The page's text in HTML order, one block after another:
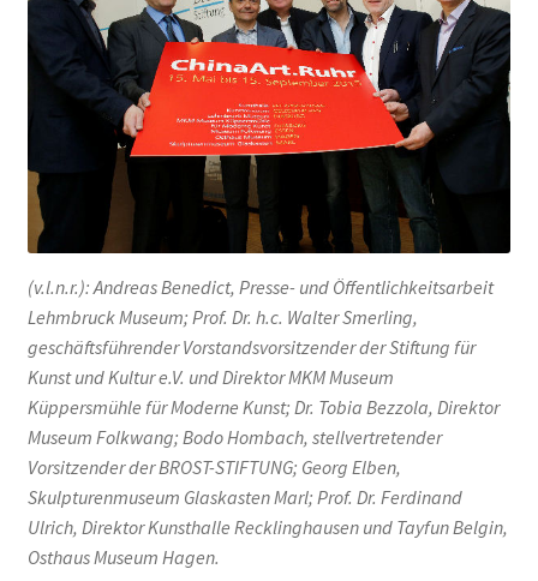
(v.l.n.r.): Andreas Benedict, Presse- und Öffentlichkeitsarbeit
Lehmbruck Museum; Prof. Dr. h.c. Walter Smerling,
geschäftsführender Vorstandsvorsitzender der Stiftung für
Kunst und Kultur e.V. und Direktor MKM Museum
Küppersmühle für Moderne Kunst; Dr. Tobia Bezzola, Direktor
Museum Folkwang; Bodo Hombach, stellvertretender
Vorsitzender der BROST-STIFTUNG; Georg Elben,
Skulpturenmuseum Glaskasten Marl; Prof. Dr. Ferdinand
Ulrich, Direktor Kunsthalle Recklinghausen und Tayfun Belgin,
Osthaus Museum Hagen.